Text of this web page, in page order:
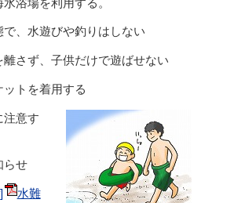
浴場を利用する。
で、水遊びや釣りはしない
離さず、子供だけで遊ばせない
トを着用する
注意す
らせ
水難